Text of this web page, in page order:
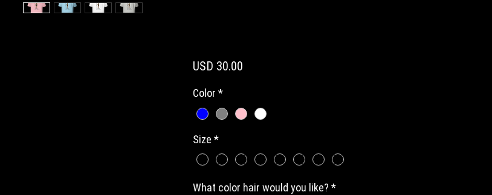
USD 30.00Precio
Color *
Size *
What color hair would you like? *